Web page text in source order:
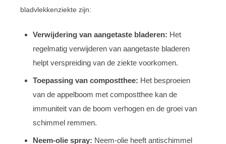
bladvlekkenziekte zijn:
Verwijdering van aangetaste bladeren: Het
regelmatig verwijderen van aangetaste bladeren
helpt verspreiding van de ziekte voorkomen.
Toepassing van compostthee: Het besproeien
van de appelboom met compostthee kan de
immuniteit van de boom verhogen en de groei van
schimmel remmen.
Neem-olie spray: Neem-olie heeft antischimmel